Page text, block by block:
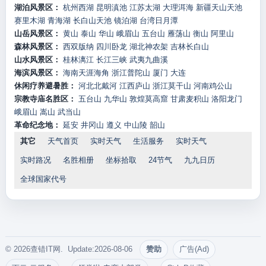
湖泊风景区： 杭州西湖 昆明滇池 江苏太湖 大理洱海 新疆天山天池
赛里木湖 青海湖 长白山天池 镜泊湖 台湾日月潭
山岳风景区： 黄山 泰山 华山 峨眉山 五台山 雁荡山 衡山 阿里山
森林风景区： 西双版纳 四川卧龙 湖北神农架 吉林长白山
山水风景区： 桂林漓江 长江三峡 武夷九曲溪
海滨风景区： 海南天涯海角 浙江普陀山 厦门 大连
休闲疗养避暑胜： 河北北戴河 江西庐山 浙江莫干山 河南鸡公山
宗教寺庙名胜区： 五台山 九华山 敦煌莫高窟 甘肃麦积山 洛阳龙门
峨眉山 嵩山 武当山
革命纪念地： 延安 井冈山 遵义 中山陵 韶山
其它
天气首页 实时天气 生活服务 实时天气
实时路况 名胜相册 坐标拾取 24节气 九九日历
全球国家代号
© 2026查错IT网. Update:2026-08-06 赞助 广告(Ad)